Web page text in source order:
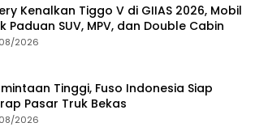
Kenalkan Tiggo V di GIIAS 2026, Mobil
Paduan SUV, MPV, dan Double Cabin
2026
Tinggi, Fuso Indonesia Siap
Pasar Truk Bekas
2026